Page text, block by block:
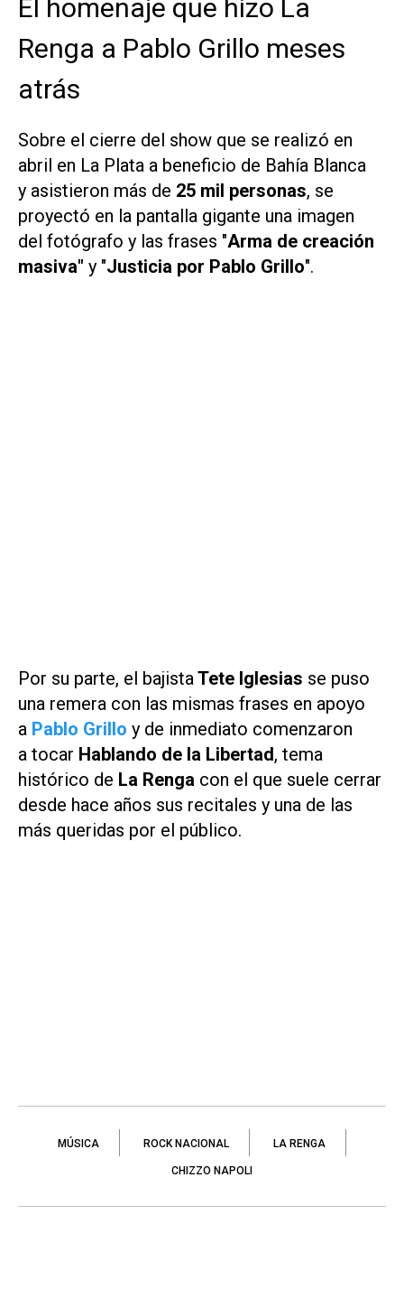
El homenaje que hizo La
Renga a Pablo Grillo meses
atrás
Sobre el cierre del show que se realizó en
abril en La Plata a beneficio de Bahía Blanca
y asistieron más de 25 mil personas, se
proyectó en la pantalla gigante una imagen
del fotógrafo y las frases "Arma de creación
masiva" y "Justicia por Pablo Grillo".
Por su parte, el bajistaTete Iglesias se puso
una remera con las mismas frases en apoyo
a Pablo Grillo y de inmediato comenzaron
a tocar Hablando de la Libertad, tema
histórico de La Renga con el que suele cerrar
desde hace años sus recitales y una de las
más queridas por el público.
MÚSICA ROCK NACIONAL LA RENGA
CHIZZO NAPOLI